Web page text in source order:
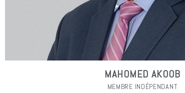
MAHOMED AKOOB
MEMBRE INDÉPENDANT